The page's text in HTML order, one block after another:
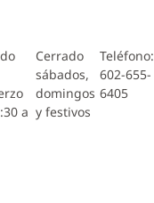
a
Cerrado
sábados,
domingos
y festivos
Teléfono:
602-655-
6405